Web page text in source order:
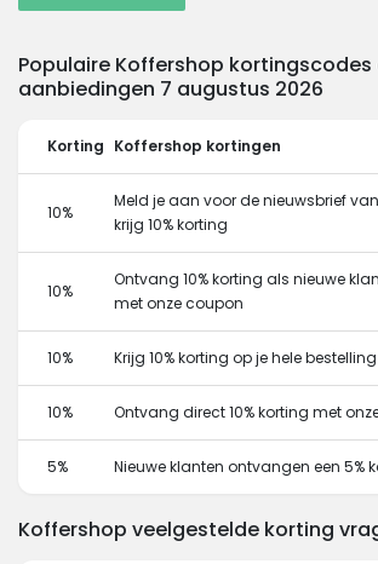
Populaire Koffershop kortingscodes
aanbiedingen 7 augustus 2026
Korting Koffershop kortingen
10%
Meld je aan voor de nieuwsbrief
krijg 10% korting
10%
Ontvang 10% korting als nieuwe
met onze coupon
10% Krijg 10% korting op je hele
10% Ontvang direct 10% korting met
5% Nieuwe klanten ontvangen een 5%
Koffershop veelgestelde korting